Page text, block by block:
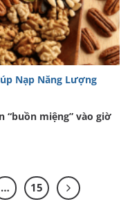
Nạp Năng Lượng
“buồn miệng” vào giờ
… 15